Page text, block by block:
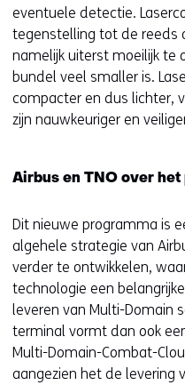
eventuele detectie.
tegenstelling tot de reeds
namelijk uiterst moeilijk te
bundel veel smaller is.
compacter en dus lichter,
zijn nauwkeuriger en
Airbus en TNO over het
Dit nieuwe programma is
algehele strategie van
verder te ontwikkelen,
technologie een
leveren van Multi-Domain
terminal vormt dan ook
Multi-Domain-Combat-
aangezien het de levering